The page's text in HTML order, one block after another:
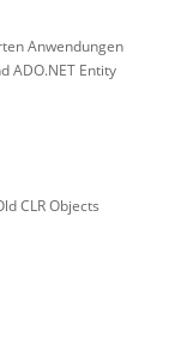
Anwendungen
ADO.NET Entity
CLR Objects